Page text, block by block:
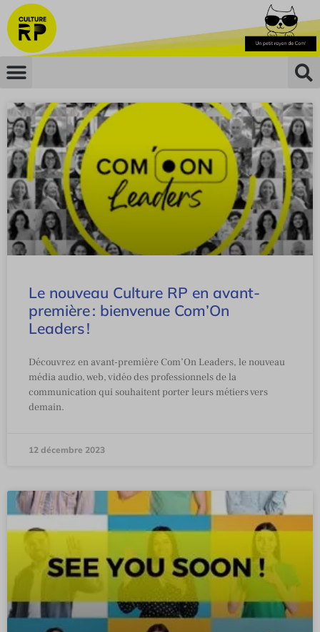
Le nouveau Culture RP en avant-
première : bienvenue Com’On
Leaders !
Découvrez en avant-première Com’On Leaders, le nouveau
média audio, web, vidéo des professionnels de la
communication qui souhaitent porter leurs métiers vers
demain.
12 décembre 2023